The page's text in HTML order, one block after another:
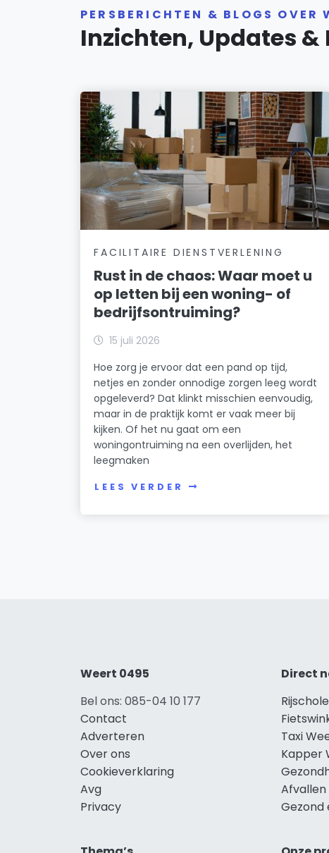
PERSBERICHTEN & BLOGS OVER
Inzichten, Updates &
FACILITAIRE DIENSTVERLENING
Rust in de chaos: Waar moet u
op letten bij een woning- of
bedrijfsontruiming?
15 juli 2026
Hoe zorg je ervoor dat een pand op tijd,
netjes en zonder onnodige zorgen leeg wordt
opgeleverd? Dat klinkt misschien eenvoudig,
maar in de praktijk komt er vaak meer bij
kijken. Of het nu gaat om een
woningontruiming na een overlijden, het
leegmaken
LEES VERDER
Weert 0495
Bel ons: 085-04 10 177
Contact
Adverteren
Over ons
Cookieverklaring
Avg
Privacy
Direct
Taxi
Kapper
Gezond